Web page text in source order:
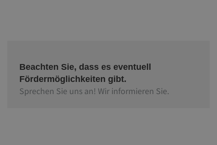
Beachten Sie, dass es eventuell
Fördermöglichkeiten gibt.
Sprechen Sie uns an! Wir informieren Sie.​